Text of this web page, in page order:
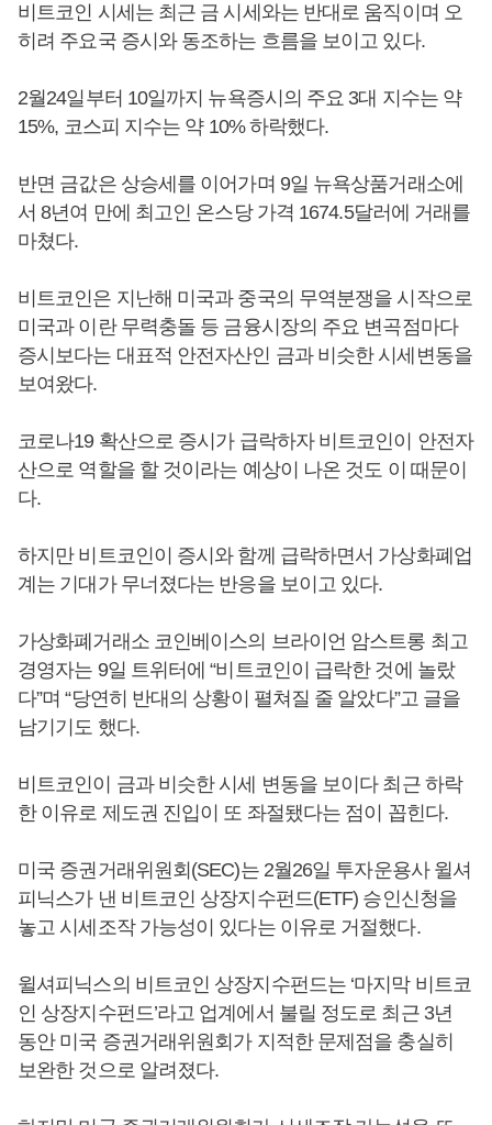
비트코인 시세는 최근 금 시세와는 반대로 움직이며 오
히려 주요국 증시와 동조하는 흐름을 보이고 있다.
2월24일부터 10일까지 뉴욕증시의 주요 3대 지수는 약
15%, 코스피 지수는 약 10% 하락했다.
반면 금값은 상승세를 이어가며 9일 뉴욕상품거래소에
서 8년여 만에 최고인 온스당 가격 1674.5달러에 거래를
마쳤다.
비트코인은 지난해 미국과 중국의 무역분쟁을 시작으로
미국과 이란 무력충돌 등 금융시장의 주요 변곡점마다
증시보다는 대표적 안전자산인 금과 비슷한 시세변동을
보여왔다.
코로나19 확산으로 증시가 급락하자 비트코인이 안전자
산으로 역할을 할 것이라는 예상이 나온 것도 이 때문이
다.
하지만 비트코인이 증시와 함께 급락하면서 가상화폐업
계는 기대가 무너졌다는 반응을 보이고 있다.
가상화폐거래소 코인베이스의 브라이언 암스트롱 최고
경영자는 9일 트위터에 “비트코인이 급락한 것에 놀랐
다”며 “당연히 반대의 상황이 펼쳐질 줄 알았다”고 글을
남기기도 했다.
비트코인이 금과 비슷한 시세 변동을 보이다 최근 하락
한 이유로 제도권 진입이 또 좌절됐다는 점이 꼽힌다.
미국 증권거래위원회(SEC)는 2월26일 투자운용사 윌셔
피닉스가 낸 비트코인 상장지수펀드(ETF) 승인신청을
놓고 시세조작 가능성이 있다는 이유로 거절했다.
윌셔피닉스의 비트코인 상장지수펀드는 ‘마지막 비트코
인 상장지수펀드’라고 업계에서 불릴 정도로 최근 3년
동안 미국 증권거래위원회가 지적한 문제점을 충실히
보완한 것으로 알려졌다.